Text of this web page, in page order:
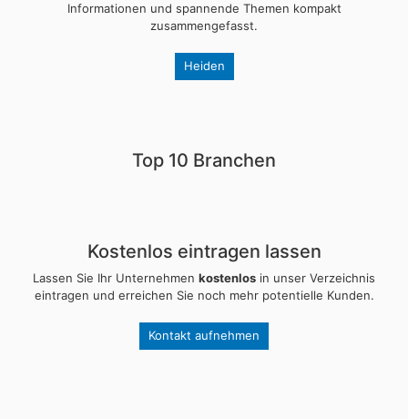
Informationen und spannende Themen kompakt
zusammengefasst.
Heiden
Top 10 Branchen
Kostenlos eintragen lassen
Lassen Sie Ihr Unternehmen kostenlos in unser Verzeichnis
eintragen und erreichen Sie noch mehr potentielle Kunden.
Kontakt aufnehmen